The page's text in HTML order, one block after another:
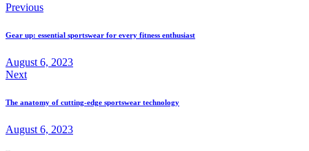
Previous
Gear up: essential sportswear for every fitness enthusiast
August 6, 2023
Next
The anatomy of cutting-edge sportswear technology
August 6, 2023